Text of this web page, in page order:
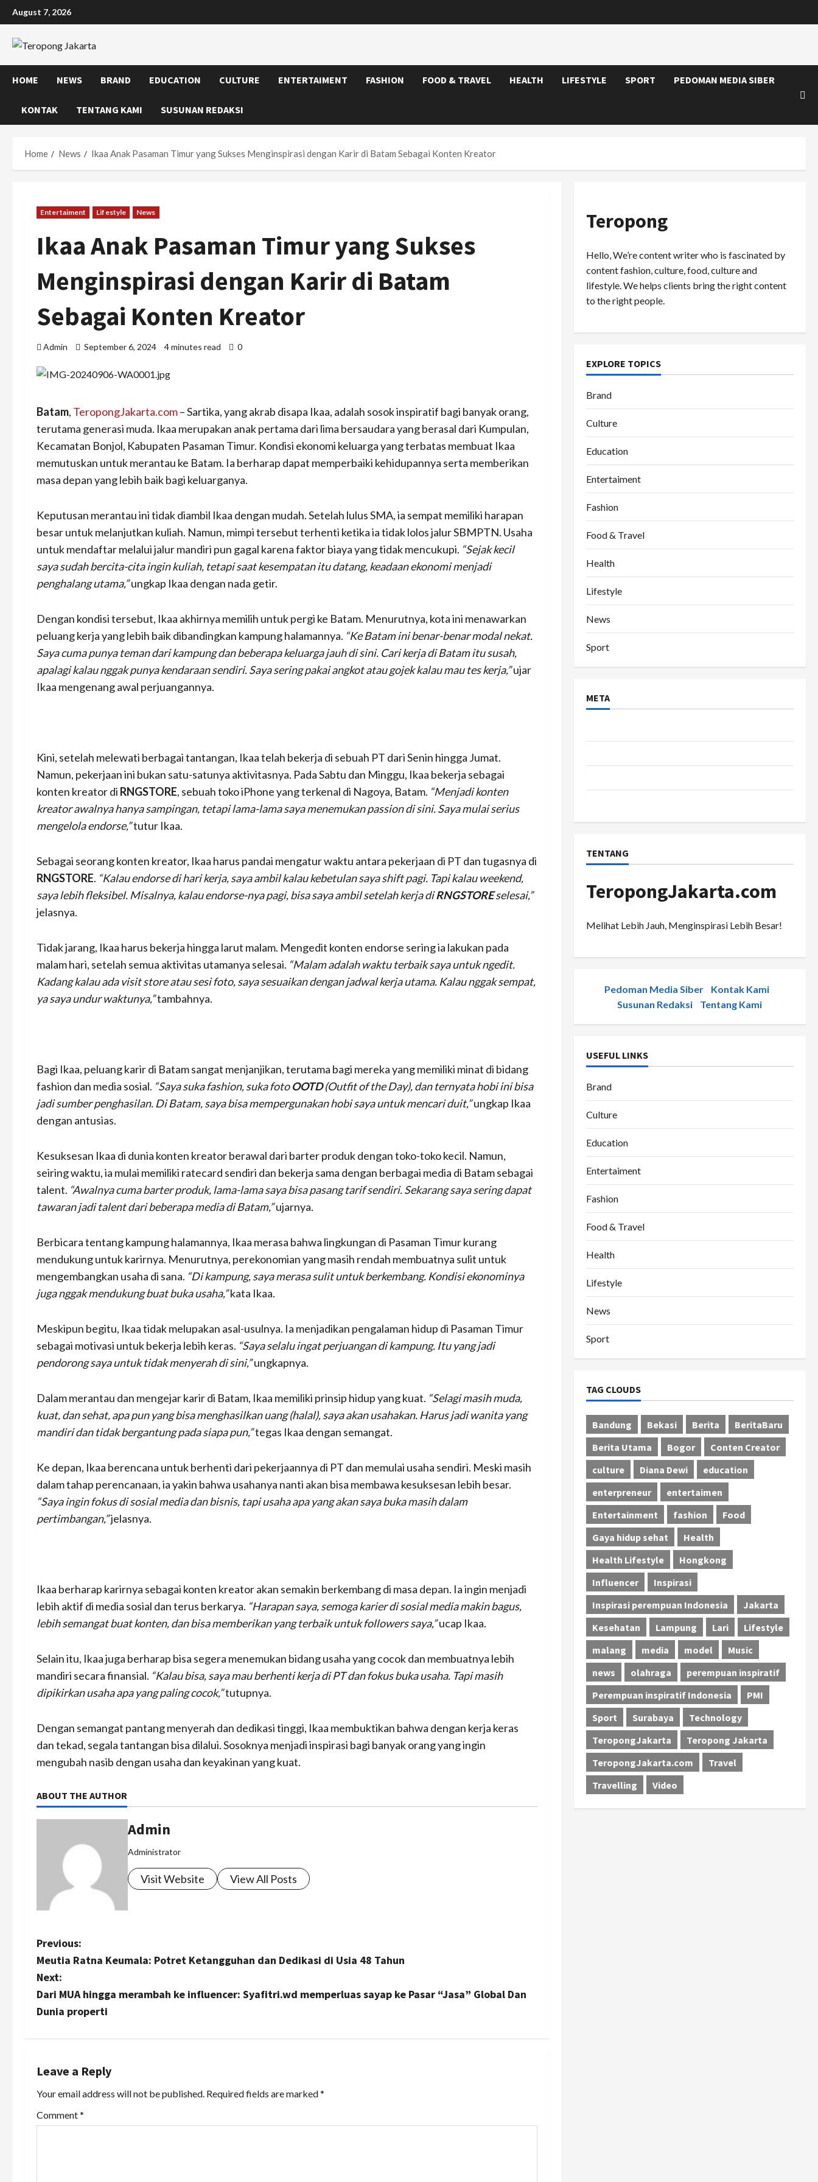
Skip
to
content
August 7, 2026
HOME NEWS BRAND EDUCATION CULTURE ENTERTAIMENT FASHION FOOD & TRAVEL HEALTH LIFESTYLE SPORT PEDOMAN MEDIA SIBER
KONTAK TENTANG KAMI SUSUNAN REDAKSI
Home News Ikaa Anak Pasaman Timur yang Sukses Menginspirasi dengan Karir di Batam Sebagai Konten Kreator
Entertaiment Lifestyle News
Ikaa Anak Pasaman Timur yang Sukses
Menginspirasi dengan Karir di Batam
Sebagai Konten Kreator
Admin September 6, 2024 4 minutes read 0
Batam, TeropongJakarta.com– Sartika, yang akrab disapa Ikaa, adalah sosok inspiratif bagi banyak orang,
terutama generasi muda. Ikaa merupakan anak pertama dari lima bersaudara yang berasal dari Kumpulan,
Kecamatan Bonjol, Kabupaten Pasaman Timur. Kondisi ekonomi keluarga yang terbatas membuat Ikaa
memutuskan untuk merantau ke Batam. Ia berharap dapat memperbaiki kehidupannya serta memberikan
masa depan yang lebih baik bagi keluarganya.
Keputusan merantau ini tidak diambil Ikaa dengan mudah. Setelah lulus SMA, ia sempat memiliki harapan
besar untuk melanjutkan kuliah. Namun, mimpi tersebut terhenti ketika ia tidak lolos jalur SBMPTN. Usaha
untuk mendaftar melalui jalur mandiri pun gagal karena faktor biaya yang tidak mencukupi. “Sejak kecil
saya sudah bercita-cita ingin kuliah, tetapi saat kesempatan itu datang, keadaan ekonomi menjadi
penghalang utama,”ungkap Ikaa dengan nada getir.
Dengan kondisi tersebut, Ikaa akhirnya memilih untuk pergi ke Batam. Menurutnya, kota ini menawarkan
peluang kerja yang lebih baik dibandingkan kampung halamannya. “Ke Batam ini benar-benar modal nekat.
Saya cuma punya teman dari kampung dan beberapa keluarga jauh di sini. Cari kerja di Batam itu susah,
apalagi kalau nggak punya kendaraan sendiri. Saya sering pakai angkot atau gojek kalau mau tes kerja,”ujar
Ikaa mengenang awal perjuangannya.
Kini, setelah melewati berbagai tantangan, Ikaa telah bekerja di sebuah PT dari Senin hingga Jumat.
Namun, pekerjaan ini bukan satu-satunya aktivitasnya. Pada Sabtu dan Minggu, Ikaa bekerja sebagai
konten kreator di RNGSTORE, sebuah toko iPhone yang terkenal di Nagoya, Batam. “Menjadi konten
kreator awalnya hanya sampingan, tetapi lama-lama saya menemukan passion di sini. Saya mulai serius
mengelola endorse,”tutur Ikaa.
Sebagai seorang konten kreator, Ikaa harus pandai mengatur waktu antara pekerjaan di PT dan tugasnya di
RNGSTORE. “Kalau endorse di hari kerja, saya ambil kalau kebetulan saya shift pagi. Tapi kalau weekend,
saya lebih fleksibel. Misalnya, kalau endorse-nya pagi, bisa saya ambil setelah kerja diRNGSTOREselesai,”
jelasnya.
Tidak jarang, Ikaa harus bekerja hingga larut malam. Mengedit konten endorse sering ia lakukan pada
malam hari, setelah semua aktivitas utamanya selesai. “Malam adalah waktu terbaik saya untuk ngedit.
Kadang kalau ada visit store atau sesi foto, saya sesuaikan dengan jadwal kerja utama. Kalau nggak sempat,
ya saya undur waktunya,”tambahnya.
Bagi Ikaa, peluang karir di Batam sangat menjanjikan, terutama bagi mereka yang memiliki minat di bidang
fashion dan media sosial. “Saya suka fashion, suka fotoOOTD(Outfit of the Day), dan ternyata hobi ini bisa
jadi sumber penghasilan. Di Batam, saya bisa mempergunakan hobi saya untuk mencari duit,”ungkap Ikaa
dengan antusias.
Kesuksesan Ikaa di dunia konten kreator berawal dari barter produk dengan toko-toko kecil. Namun,
seiring waktu, ia mulai memiliki ratecard sendiri dan bekerja sama dengan berbagai media di Batam sebagai
talent. “Awalnya cuma barter produk, lama-lama saya bisa pasang tarif sendiri. Sekarang saya sering dapat
tawaran jadi talent dari beberapa media di Batam,”ujarnya.
Berbicara tentang kampung halamannya, Ikaa merasa bahwa lingkungan di Pasaman Timur kurang
mendukung untuk karirnya. Menurutnya, perekonomian yang masih rendah membuatnya sulit untuk
mengembangkan usaha di sana. “Di kampung, saya merasa sulit untuk berkembang. Kondisi ekonominya
juga nggak mendukung buat buka usaha,”kata Ikaa.
Meskipun begitu, Ikaa tidak melupakan asal-usulnya. Ia menjadikan pengalaman hidup di Pasaman Timur
sebagai motivasi untuk bekerja lebih keras. “Saya selalu ingat perjuangan di kampung. Itu yang jadi
pendorong saya untuk tidak menyerah di sini,”ungkapnya.
Dalam merantau dan mengejar karir di Batam, Ikaa memiliki prinsip hidup yang kuat. “Selagi masih muda,
kuat, dan sehat, apa pun yang bisa menghasilkan uang (halal), saya akan usahakan. Harus jadi wanita yang
mandiri dan tidak bergantung pada siapa pun,”tegas Ikaa dengan semangat.
Ke depan, Ikaa berencana untuk berhenti dari pekerjaannya di PT dan memulai usaha sendiri. Meski masih
dalam tahap perencanaan, ia yakin bahwa usahanya nanti akan bisa membawa kesuksesan lebih besar.
“Saya ingin fokus di sosial media dan bisnis, tapi usaha apa yang akan saya buka masih dalam
pertimbangan,”jelasnya.
Ikaa berharap karirnya sebagai konten kreator akan semakin berkembang di masa depan. Ia ingin menjadi
lebih aktif di media sosial dan terus berkarya. “Harapan saya, semoga karier di sosial media makin bagus,
lebih semangat buat konten, dan bisa memberikan yang terbaik untuk followers saya,”ucap Ikaa.
Selain itu, Ikaa juga berharap bisa segera menemukan bidang usaha yang cocok dan membuatnya lebih
mandiri secara finansial. “Kalau bisa, saya mau berhenti kerja di PT dan fokus buka usaha. Tapi masih
dipikirkan usaha apa yang paling cocok,”tutupnya.
Dengan semangat pantang menyerah dan dedikasi tinggi, Ikaa membuktikan bahwa dengan kerja keras
dan tekad, segala tantangan bisa dilalui. Sosoknya menjadi inspirasi bagi banyak orang yang ingin
mengubah nasib dengan usaha dan keyakinan yang kuat.
ABOUT THE AUTHOR
Admin
Administrator
Visit Website View All Posts
P
o
s
a
v
i
Previous:
Meutia Ratna Keumala: Potret Ketangguhan dan Dedikasi di Usia 48 Tahun
Next:
Dari MUA hingga merambah ke influencer: Syafitri.wd memperluas sayap ke Pasar “Jasa” Global Dan
Dunia properti
Leave a Reply
Your email address will not be published. Required fields are marked*
Comment*
Teropong
Hello, We’re content writer who is fascinated by
content fashion, culture, food, culture and
lifestyle. We helps clients bring the right content
to the right people.
EXPLORE TOPICS
Brand
Culture
Education
Entertaiment
Fashion
Food & Travel
Health
Lifestyle
News
Sport
META
TENTANG
TeropongJakarta.com
Melihat Lebih Jauh, Menginspirasi Lebih Besar!
Pedoman Media Siber Kontak Kami
Susunan Redaksi
Tentang Kami
USEFUL LINKS
Brand
Culture
Education
Entertaiment
Fashion
Food & Travel
Health
Lifestyle
News
Sport
TAG CLOUDS
Bandung Bekasi Berita
BeritaBaru
Berita Utama
Bogor
Conten Creator
culture
Diana Dewi
education
enterpreneur
entertaimen
Entertainment
fashion
Food
Gaya hidup sehat
Health
Health Lifestyle
Hongkong
Influencer
Inspirasi
Inspirasi perempuan Indonesia
Jakarta
Kesehatan
Lampung Lari
Lifestyle
malang
media model
Music
news
olahraga
perempuan inspiratif
Perempuan inspiratif Indonesia
PMI
Sport
Surabaya
Technology
TeropongJakarta
Teropong Jakarta
TeropongJakarta.com
Travel
Travelling
Video